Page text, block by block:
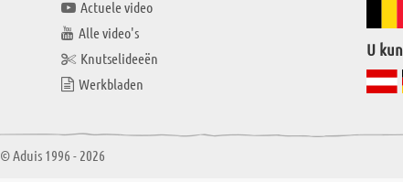
Actuele video
Alle video's
Knutselideeën
Werkbladen
U
© Aduis 1996 - 2026